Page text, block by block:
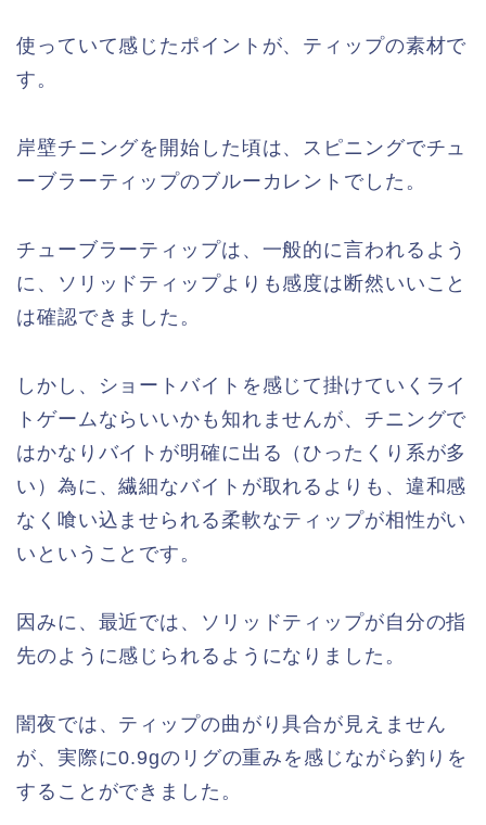
使っていて感じたポイントが、ティップの素材で
す。
岸壁チニングを開始した頃は、スピニングでチュ
ーブラーティップのブルーカレントでした。
チューブラーティップは、一般的に言われるよう
に、ソリッドティップよりも感度は断然いいこと
は確認できました。
しかし、ショートバイトを感じて掛けていくライ
トゲームならいいかも知れませんが、チニングで
はかなりバイトが明確に出る（ひったくり系が多
い）為に、繊細なバイトが取れるよりも、違和感
なく喰い込ませられる柔軟なティップが相性がい
いということです。
因みに、最近では、ソリッドティップが自分の指
先のように感じられるようになりました。
闇夜では、ティップの曲がり具合が見えません
が、実際に0.9gのリグの重みを感じながら釣りを
することができました。